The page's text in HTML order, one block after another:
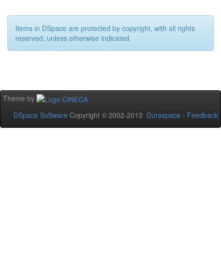
Items in DSpace are protected by copyright, with all rights
reserved, unless otherwise indicated.
Theme by
DSpace Software Copyright © 2002-2013 Duraspace - Feedback